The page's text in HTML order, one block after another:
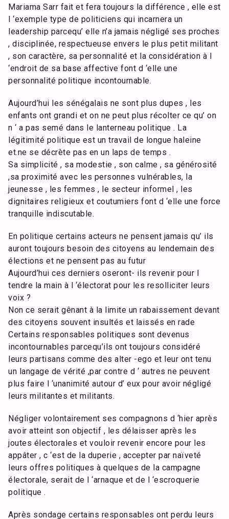
Mariama Sarr fait et fera toujours la différence , elle est
l ‘exemple type de politiciens qui incarnera un
leadership parcequ’ elle n’a jamais négligé ses proches
, disciplinée, respectueuse envers le plus petit militant
, son caractère, sa personnalité et la considération à l
‘endroit de sa base affective font d ‘elle une
personnalité politique incontournable.
Aujourd’hui les sénégalais ne sont plus dupes , les
enfants ont grandi et on ne peut plus récolter ce qu’ on
n ‘ a pas semé dans le lanterneau politique . La
légitimité politique est un travail de longue haleine
et.ne se décrète pas en un laps de temps .
Sa simplicité , sa modestie , son calme , sa générosité
,sa proximité avec les personnes vulnérables, la
jeunesse , les femmes , le secteur informel , les
dignitaires religieux et coutumiers font d ‘elle une force
tranquille indiscutable.
En politique certains acteurs ne pensent jamais qu’ ils
auront toujours besoin des citoyens au lendemain des
élections et ne pensent pas au futur
Aujourd’hui ces derniers oseront- ils revenir pour l
tendre la main à l ‘électorat pour les resolliciter leurs
voix ?
Non ce serait gênant à la limite un rabaissement devant
des citoyens souvent insultés et laissés en rade
Certains responsables politiques sont devenus
incontournables parcequ’ils ont toujours considéré
leurs partisans comme des alter -ego et leur ont tenu
un langage de vérité ,par contre d ‘ autres ne peuvent
plus faire l ‘unanimité autour d’ eux pour avoir négligé
leurs militantes et militants.
Négliger volontairement ses compagnons d ‘hier après
avoir atteint son objectif , les délaisser après les
joutes électorales et vouloir revenir encore pour les
appâter , c ‘est de la duperie , accepter par naïveté
leurs offres politiques à quelques de la campagne
électorale, serait de l ‘arnaque et de l ‘escroquerie
politique .
Après sondage certains responsables ont perdu leurs